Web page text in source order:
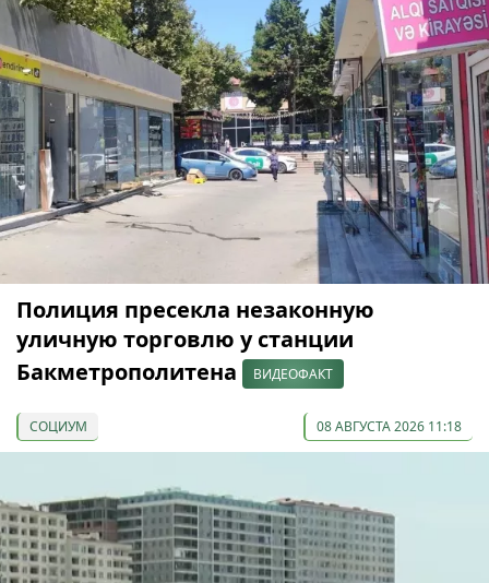
Полиция пресекла незаконную
уличную торговлю у станции
Бакметрополитена
ВИДЕОФАКТ
СОЦИУМ 08 АВГУСТА 2026 11:18